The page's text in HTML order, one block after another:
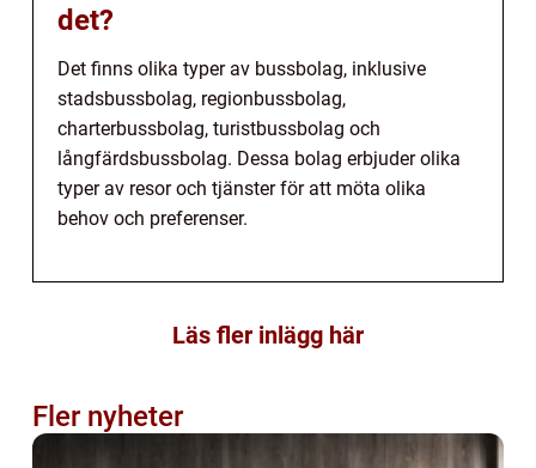
det?
Det finns olika typer av bussbolag, inklusive
stadsbussbolag, regionbussbolag,
charterbussbolag, turistbussbolag och
långfärdsbussbolag. Dessa bolag erbjuder olika
typer av resor och tjänster för att möta olika
behov och preferenser.
Läs fler inlägg här
Fler nyheter